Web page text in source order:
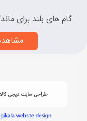
گام های بلند برای